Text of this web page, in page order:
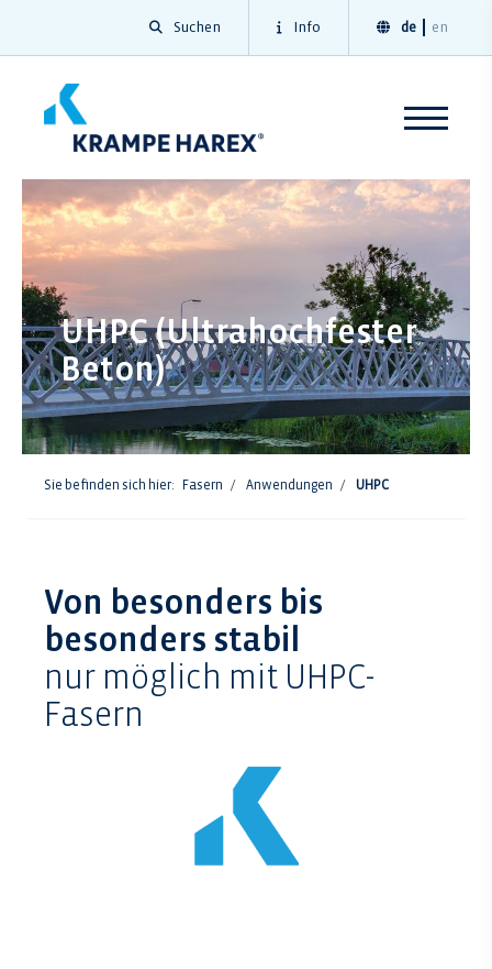
Suchen Info de en
UHPC (Ultrahochfester
Beton)
Sie befinden sich hier: Fasern Anwendungen UHPC
Von besonders bis
besonders stabil
nur möglich mit UHPC-
Fasern